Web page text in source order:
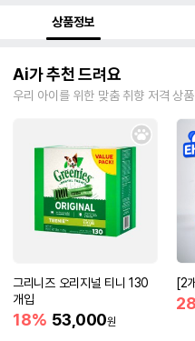
상품정보
Ai가 추천 드려요
우리 아이를 위한 맞춤 취향 저격 상품
그리니즈 오리지널 티니 130
개입
18% 53,000원
[2